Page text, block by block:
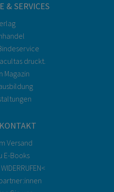
& SERVICES
druckt.
Magazin
Versand
E-Books